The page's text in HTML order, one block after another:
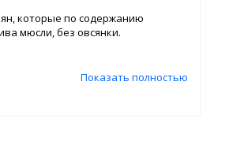
которые по содержанию
мюсли, без овсянки.
Идеальная смесь для
Показать полностью